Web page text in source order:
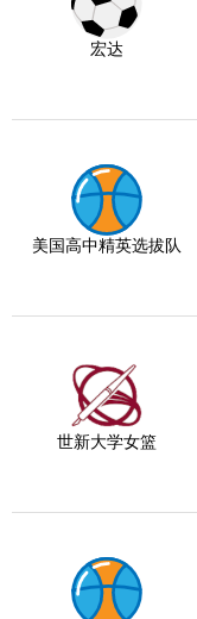
宏达
美国高中精英选拔队
世新大学女篮